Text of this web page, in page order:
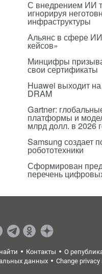
С внедрением ИИ
игнорируя
инфраструктуры
Альянс в сфере
кейсов»
Минцифры
свои сертификаты
Huawei выходит
DRAM
Gartner:
платформы и
млрд долл. в 2026
Samsung создает
робототехники
Сформирован
перечень
Контакты О
данных Change